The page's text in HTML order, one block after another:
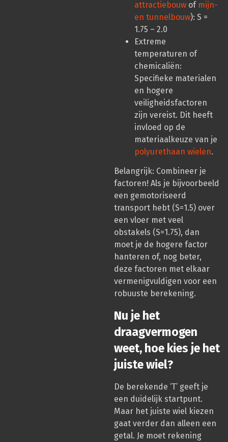
attractiebouw of mijn-
en tunnelbouw): S =
1.75 – 2.0
Extreme
temperaturen of
chemicaliën:
Specifieke materialen
en hogere
veiligheidsfactoren
zijn vereist. Dit heeft
invloed op de
materiaalkeuze van je
polyurethaan wielen.
Belangrijk: Combineer je
factoren! Als je bijvoorbeeld
een gemotoriseerd
transport hebt (S=1.5) over
een vloer met veel
obstakels (S=1.75), dan
moet je de hogere factor
hanteren of, nog beter,
deze factoren met elkaar
vermenigvuldigen voor een
robuuste berekening.
Nu je het
draagvermogen
weet, hoe kies je het
juiste wiel?
De berekende ‘T’ geeft je
een duidelijk startpunt.
Maar het juiste wiel kiezen
gaat verder dan alleen een
getal. Je moet rekening